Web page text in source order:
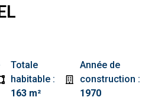
Totale
habitable :
163 m²
Année de
construction :
1970